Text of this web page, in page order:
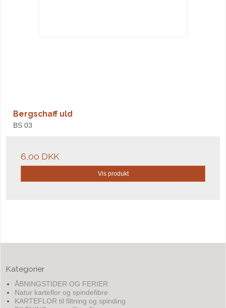
Bergschaff uld
BS 03
6,00 DKK
Vis produkt
Kategorier
ÅBNINGSTIDER OG FERIER
Natur karteflor og spindefibre
KARTEFLOR til filtning og spinding